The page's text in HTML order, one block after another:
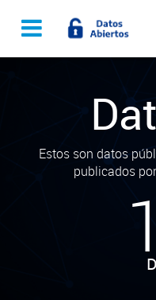
Estos son datos
publicados